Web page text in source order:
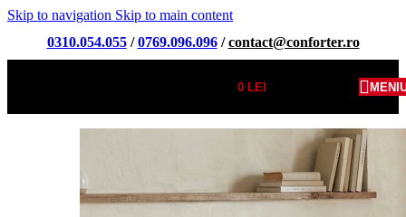
Skip to navigation Skip to main content
0310.054.055/0769.096.096/contact@conforter.ro
0LEI